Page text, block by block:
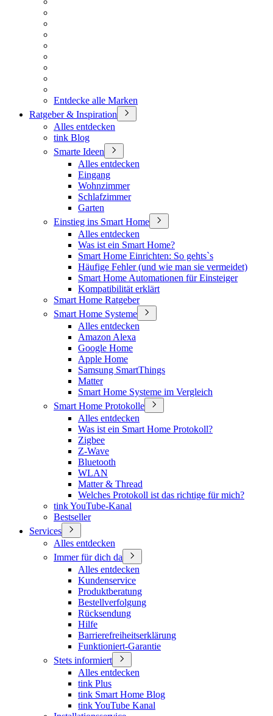
Entdecke alle Marken
Ratgeber & Inspiration
Alles entdecken
tink Blog
Smarte Ideen
Alles entdecken
Eingang
Wohnzimmer
Schlafzimmer
Garten
Einstieg ins Smart Home
Alles entdecken
Was ist ein Smart Home?
Smart Home Einrichten: So gehts`s
Häufige Fehler (und wie man sie vermeidet)
Smart Home Automationen für Einsteiger
Kompatibilität erklärt
Smart Home Ratgeber
Smart Home Systeme
Alles entdecken
Amazon Alexa
Google Home
Apple Home
Samsung SmartThings
Matter
Smart Home Systeme im Vergleich
Smart Home Protokolle
Alles entdecken
Was ist ein Smart Home Protokoll?
Zigbee
Z-Wave
Bluetooth
WLAN
Matter & Thread
Welches Protokoll ist das richtige für mich?
tink YouTube-Kanal
Bestseller
Services
Alles entdecken
Immer für dich da
Alles entdecken
Kundenservice
Produktberatung
Bestellverfolgung
Rücksendung
Hilfe
Barrierefreiheitserklärung
Funktioniert-Garantie
Stets informiert
Alles entdecken
tink Plus
tink Smart Home Blog
tink YouTube Kanal